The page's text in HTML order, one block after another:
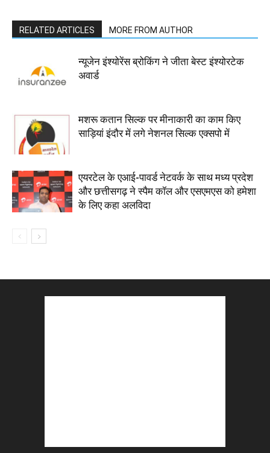
RELATED ARTICLES MORE FROM AUTHOR
न्यूजेन इंश्योरेंस ब्रोकिंग ने जीता बेस्ट इंश्योरटेक
अवार्ड
मशरू कतान सिल्क पर मीनाकारी का काम किए
साड़ियां इंदौर में लगे नेशनल सिल्क एक्सपो में
एयरटेल के एआई-पावर्ड नेटवर्क के साथ मध्य प्रदेश
और छत्तीसगढ़ ने स्पैम कॉल और एसएमएस को हमेशा
के लिए कहा अलविदा